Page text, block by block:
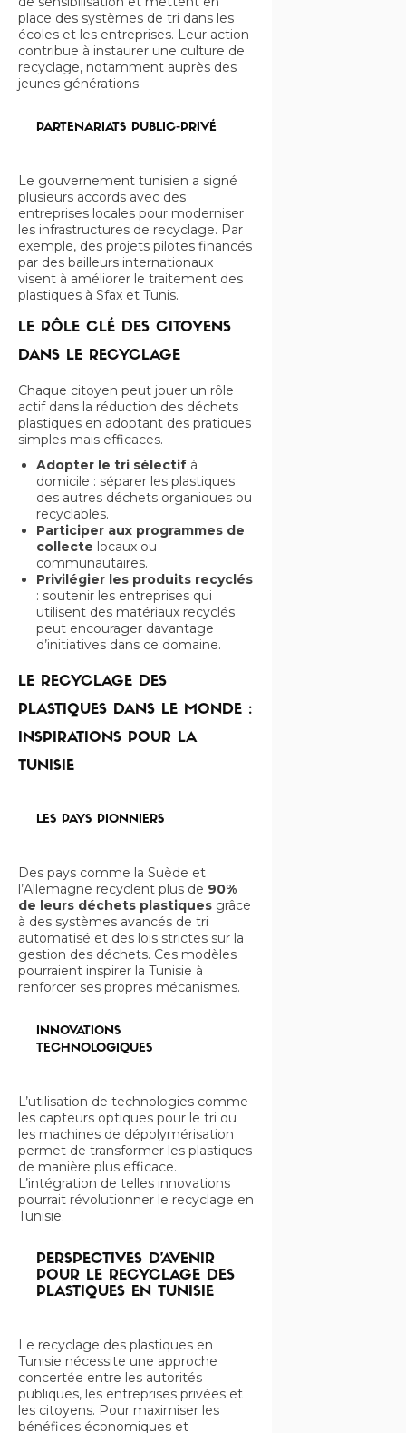
place des systèmes de tri dans les
écoles et les entreprises. Leur action
contribue à instaurer une culture de
recyclage, notamment auprès des
jeunes générations.
PARTENARIATS PUBLIC-PRIVÉ
Le gouvernement tunisien a signé
plusieurs accords avec des
entreprises locales pour moderniser
les infrastructures de recyclage. Par
exemple, des projets pilotes financés
par des bailleurs internationaux
visent à améliorer le traitement des
plastiques à Sfax et Tunis.
LE RÔLE CLÉ DES CITOYENS
DANS LE RECYCLAGE
Chaque citoyen peut jouer un rôle
actif dans la réduction des déchets
plastiques en adoptant des pratiques
simples mais efficaces.
Adopter le tri sélectif à
domicile : séparer les plastiques
des autres déchets organiques ou
recyclables.
Participer aux programmes de
collecte locaux ou
communautaires.
Privilégier les produits recyclés
: soutenir les entreprises qui
utilisent des matériaux recyclés
peut encourager davantage
d’initiatives dans ce domaine.
LE RECYCLAGE DES
PLASTIQUES DANS LE MONDE :
INSPIRATIONS POUR LA
TUNISIE
LES PAYS PIONNIERS
Des pays comme la Suède et
l’Allemagne recyclent plus de 90%
de leurs déchets plastiques grâce
à des systèmes avancés de tri
automatisé et des lois strictes sur la
gestion des déchets. Ces modèles
pourraient inspirer la Tunisie à
renforcer ses propres mécanismes.
INNOVATIONS
TECHNOLOGIQUES
L’utilisation de technologies comme
les capteurs optiques pour le tri ou
les machines de dépolymérisation
permet de transformer les plastiques
de manière plus efficace.
L’intégration de telles innovations
pourrait révolutionner le recyclage en
Tunisie.
PERSPECTIVES D’AVENIR
POUR LE RECYCLAGE DES
PLASTIQUES EN TUNISIE
Le recyclage des plastiques en
Tunisie nécessite une approche
concertée entre les autorités
publiques, les entreprises privées et
les citoyens. Pour maximiser les
bénéfices économiques et